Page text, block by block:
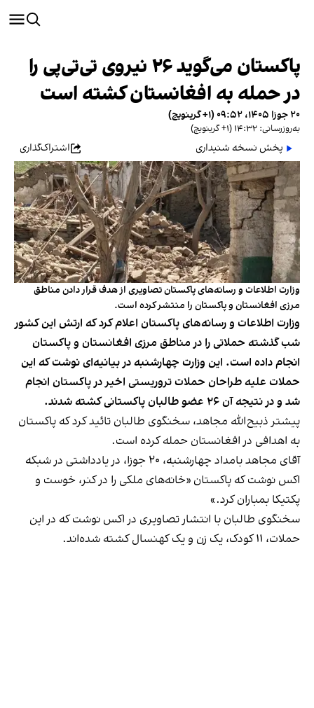
پاکستان می‌گوید ۲۶ نیروی تی‌تی‌پی را
در حمله به افغانستان کشته است
۲۰ جوزا ۱۴۰۵، ۰۹:۵۲ (‎+۱ گرینویچ)
به‌روزرسانی: ۱۴:۳۲ (‎+۱ گرینویچ)
پخش نسخه شنیداری اشتراک‌گذاری
وزارت اطلاعات و رسانه‌های پاکستان تصاویری از هدف‌ قرار دادن مناطق
مرزی افغانستان و پاکستان را منتشر کرده است.
وزارت اطلاعات و رسانه‌های پاکستان اعلام کرد که ارتش این کشور
شب گذشته حملاتی را در مناطق مرزی افغانستان و پاکستان
انجام داده است. این وزارت چهارشنبه در بیانیه‌ای نوشت که این
حملات علیه طراحان حملات تروریستی اخیر در پاکستان انجام
شد و در نتیجه آن ۲۶ عضو طالبان پاکستانی کشته شدند.
پیشتر ذبیح‌الله مجاهد، سخنگوی طالبان تائید کرد که پاکستان
به اهدافی در افغانستان حمله کرده است.
آقای مجاهد بامداد چهارشنبه، ۲۰ جوزا، در یادداشتی در شبکه
اکس نوشت که پاکستان «خانه‌های ملکی را در کنر، خوست و
پکتیکا بمباران کرد.»
سخنگوی طالبان با انتشار تصاویری در اکس نوشت که در این
حملات، ۱۱ کودک، یک زن و یک کهنسال کشته شده‌اند.